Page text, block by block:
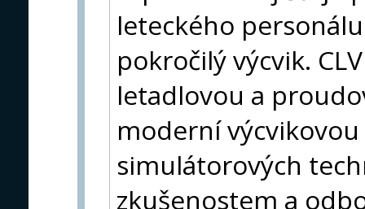
leteckého
pokročilý výcvik.
letadlovou a
moderní
simulátorových
zkušenostem a